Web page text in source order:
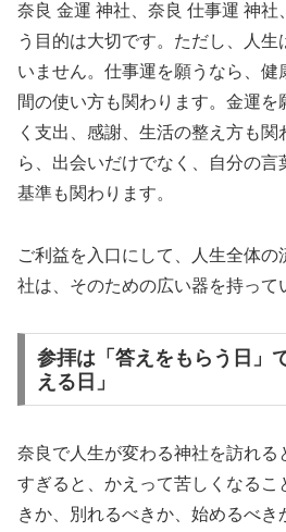
奈良 金運 神社、奈良 仕事運 神社
う目的は大切です。ただし、人生
いません。仕事運を願うなら、
間の使い方も関わります。金運
く支出、感謝、生活の整え方も
ら、出会いだけでなく、自分の
基準も関わります。
ご利益を入口にして、人生全体
社は、そのための広い器を持って
参拝は「答えをもらう日」
える日」
奈良で人生が変わる神社を訪れる
すぎると、かえって苦しくなるこ
きか、別れるべきか、始めるべ